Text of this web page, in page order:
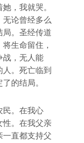
，我就哭。
无论曾经多么
局。圣经传道
生命留住，
战，无人能
人。死亡临到
的结局。
民。在我心
性。在我父亲
一直都支持父